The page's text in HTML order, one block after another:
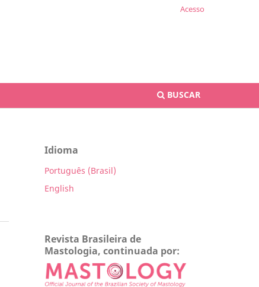
BUSCAR
Acesso
Idioma
Português (Brasil)
English
Revista Brasileira de
Mastologia, continuada por: